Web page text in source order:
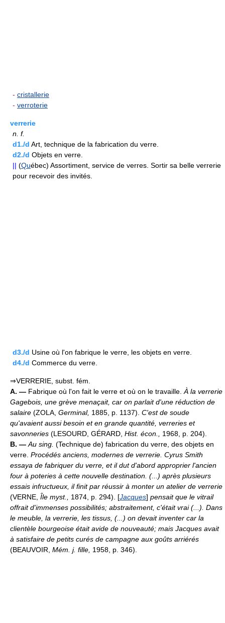
- cristallerie
- verroterie
verrerie
n. f.
d1./d Art, technique de la fabrication du verre.
d2./d Objets en verre.
|| (Québec) Assortiment, service de verres. Sortir sa belle verrerie
pour recevoir des invités.
d3./d Usine où l'on fabrique le verre, les objets en verre.
d4./d Commerce du verre.
⇒VERRERIE, subst. fém.
A. — Fabrique où l'on fait le verre et où on le travaille. À la verrerie
Gagebois, une grève menaçait, car on parlait d'une réduction de
salaire (ZOLA, Germinal, 1885, p. 1137). C'est de soude
qu'avaient aussi besoin et en grande quantité, verreries et
savonneries (LESOURD, GÉRARD, Hist. écon., 1968, p. 204).
B. — Au sing. (Technique de) fabrication du verre, des objets en
verre. Procédés anciens, modernes de verrerie. Cyrus Smith
essaya de fabriquer du verre, et il dut d'abord approprier l'ancien
four à poteries à cette nouvelle destination. (...) après plusieurs
essais infructueux, il finit par réussir à monter un atelier de verrerie
(VERNE, Île myst., 1874, p. 294). [Jacques] pensait que le vitrail
offrait d'immenses possibilités; abstraitement, c'était vrai (...). Dans
le meuble, la verrerie, les tissus, (...) on devait inventer car la
clientèle bourgeoise était avide de nouveauté; mais Jacques avait
à satisfaire de petits curés de campagne aux goûts arriérés
(BEAUVOIR, Mém. j. fille, 1958, p. 346).